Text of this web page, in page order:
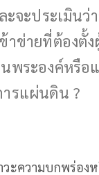
ะจะประเมินว่
าข่ายที่ต้องตั้ง
พระองค์หรือ
าชการแ
ะความบกพร่อง